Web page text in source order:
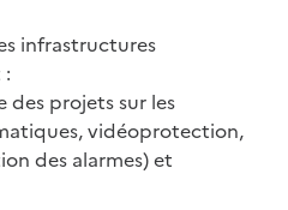
infrastructures
des projets sur les
vidéoprotection,
des alarmes) et